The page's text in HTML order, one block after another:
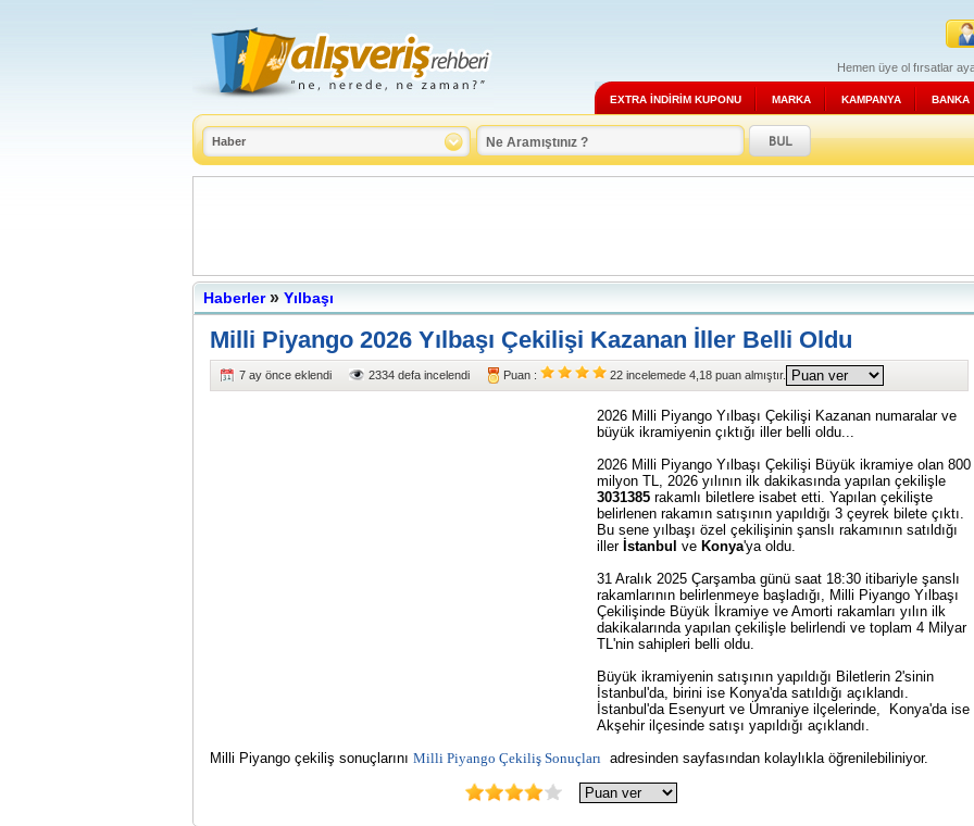
Hemen üye ol fırsatlar
EXTRA İNDİRİM KUPONU MARKA KAMPANYA BANKA
Haberler» Yılbaşı
Milli Piyango 2026 Yılbaşı Çekilişi Kazanan İller Belli Oldu
7 ay önce eklendi 2334 defa incelendi Puan : 22 incelemede 4,18 puan almıştır.
2026 Milli Piyango Yılbaşı Çekilişi Kazanan numaralar ve
büyük ikramiyenin çıktığı iller belli oldu...
2026 Milli Piyango Yılbaşı Çekilişi Büyük ikramiye olan 800
milyon TL, 2026 yılının ilk dakikasında yapılan çekilişle
3031385 rakamlı biletlere isabet etti. Yapılan çekilişte
belirlenen rakamın satışının yapıldığı 3 çeyrek bilete çıktı.
Bu sene yılbaşı özel çekilişinin şanslı rakamının satıldığı
iller İstanbul ve Konya'ya oldu.
31 Aralık 2025 Çarşamba günü saat 18:30 itibariyle şanslı
rakamlarının belirlenmeye başladığı, Milli Piyango Yılbaşı
Çekilişinde Büyük İkramiye ve Amorti rakamları yılın ilk
dakikalarında yapılan çekilişle belirlendi ve toplam 4 Milyar
TL'nin sahipleri belli oldu.
Büyük ikramiyenin satışının yapıldığı Biletlerin 2'sinin
İstanbul'da, birini ise Konya'da satıldığı açıklandı.
İstanbul'da Esenyurt ve Ümraniye ilçelerinde, Konya'da ise
Akşehir ilçesinde satışı yapıldığı açıklandı.
Milli Piyango çekiliş sonuçlarını Milli Piyango Çekiliş Sonuçları adresinden sayfasından kolaylıkla öğrenilebiliniyor.